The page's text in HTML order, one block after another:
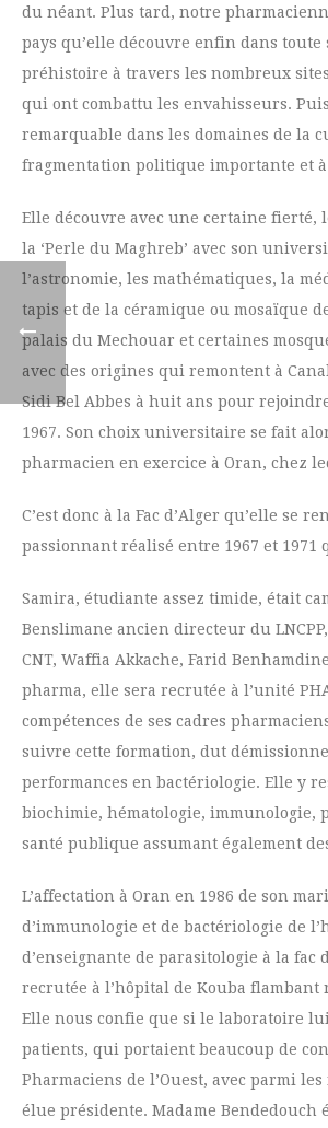
du néant. Plus tard, notre
pays qu’elle découvre enfin dans
préhistoire à travers les nombreux
qui ont combattu les envahisseurs.
remarquable dans les domaines de la
fragmentation politique importante et
Elle découvre avec une certaine fierté,
la ‘Perle du Maghreb’ avec son
l’astronomie, les mathématiques, la
tapis et de la céramique ou mosaïque
palais du Mechouar et certaines
avec des origines qui remontent à
Sidi Bel Abbes à huit ans pour
1967. Son choix universitaire se fait
pharmacien en exercice à Oran, chez
C’est donc à la Fac d’Alger qu’elle
passionnant réalisé entre 1967 et 1971
Samira, étudiante assez timide, était
Benslimane ancien directeur du
CNT, Waffia Akkache, Farid
pharma, elle sera recrutée à l’unité
compétences de ses cadres
suivre cette formation, dut
performances en bactériologie. Elle y
biochimie, hématologie, immunologie,
santé publique assumant également
L’affectation à Oran en 1986 de son
d’immunologie et de bactériologie de
d’enseignante de parasitologie à la fac
recrutée à l’hôpital de Kouba
Elle nous confie que si le laboratoire
patients, qui portaient beaucoup de
Pharmaciens de l’Ouest, avec parmi
élue présidente. Madame Bendedouch